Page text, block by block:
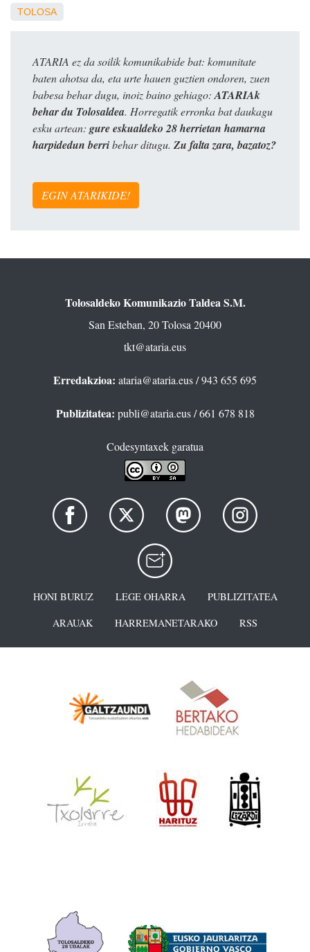
TOLOSA
ATARIA ez da soilik komunikabide bat: komunitate
baten ahotsa da, eta urte hauen guztien ondoren, zuen
babesa behar dugu, inoiz baino gehiago: ATARIAk
behar du Tolosaldea. Horregatik erronka bat daukagu
esku artean: gure eskualdeko 28 herrietan hamarna
harpidedun berribehar ditugu. Zu falta zara, bazatoz?
EGIN ATARIKIDE!
Tolosaldeko Komunikazio Taldea S.M.
San Esteban, 20 Tolosa 20400
tkt@ataria.eus
Erredakzioa: ataria@ataria.eus/ 943 655 695
Publizitatea: publi@ataria.eus/ 661 678 818
Codesyntaxek garatua
HONI BURUZ LEGE OHARRA
PUBLIZITATEA
ARAUAK
HARREMANETARAKO RSS